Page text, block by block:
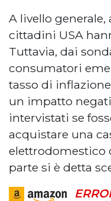
A livello
cittadini USA
Tuttavia, dai
consumatori
tasso di
un impatto
intervistati se
acquistare una
elettrodomestico
parte si è detta